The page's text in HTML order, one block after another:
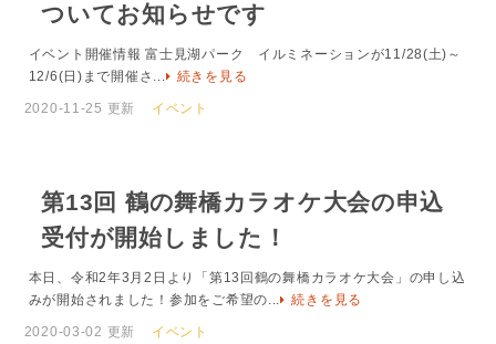
ついてお知らせです
イベント開催情報 富士見湖パーク イルミネーションが11/28(土)～
12/6(日)まで開催さ...
続きを見る
2020-11-25 更新 イベント
第13回 鶴の舞橋カラオケ大会の申込
受付が開始しました！
本日、令和2年3月2日より「第13回鶴の舞橋カラオケ大会」の申し込
みが開始されました！参加をご希望の...
続きを見る
2020-03-02 更新 イベント